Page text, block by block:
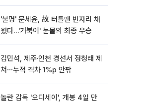
'불명' 문세윤, 故 터틀맨 빈자리 채
웠다…'거북이' 눈물의 최종 우승
김민석, 제주·인천 경선서 정청래 제
쳐⋯누적 격차 1%p 안팎
놀란 감독 '오디세이', 개봉 4일 만